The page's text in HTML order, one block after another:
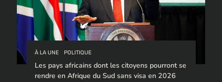
À LA UNE POLITIQUE
Les pays africains dont les citoyens pourront se
rendre en Afrique du Sud sans visa en 2026